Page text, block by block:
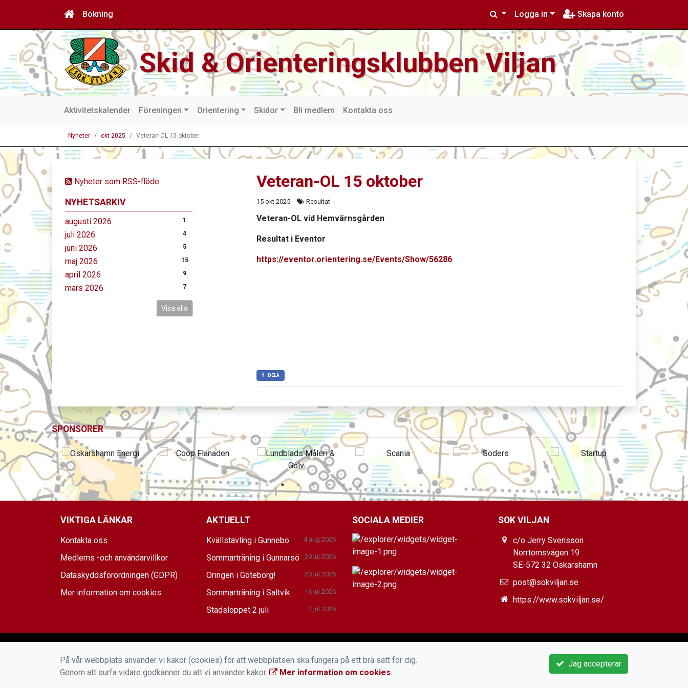
Bokning Logga in Skapa konto
Skid & Orienteringsklubben Viljan
Aktivitetskalender Föreningen Orientering Skidor Bli medlem Kontakta oss
Nyheter okt 2025 Veteran-OL 15 oktober
Nyheter som RSS-flöde
NYHETSARKIV
augusti 2026 1
juli 2026 4
juni 2026 5
maj 2026 15
april 2026 9
mars 2026 7
Visa alla
Veteran-OL 15 oktober
15 okt 2025 Resultat
Veteran-OL vid Hemvärnsgården
Resultat i Eventor
https://eventor.orientering.se/Events/Show/56286
DELA
SPONSORER
VIKTIGA LÄNKAR
Kontakta oss
Medlems -och användarvillkor
Dataskyddsförordningen (GDPR)
Mer information om cookies
AKTUELLT
Kvällstävling i Gunnebo 4 aug 2026
Sommarträning i Gunnarsö 29 jul 2026
Oringen i Göteborg! 20 jul 2026
Sommarträning i Saltvik 16 jul 2026
Stadsloppet 2 juli 2 jul 2026
SOCIALA MEDIER SOK VILJAN
c/o Jerry Svensson
Norrtornsvägen 19
SE-572 32 Oskarshamn
post@sokviljan.se
https://www.sokviljan.se/
Jag accepterar
På vår webbplats använder vi kakor (cookies) för att webbplatsen ska fungera på ett bra sätt för dig.
Genom att surfa vidare godkänner du att vi använder kakor.
Mer information om cookies.